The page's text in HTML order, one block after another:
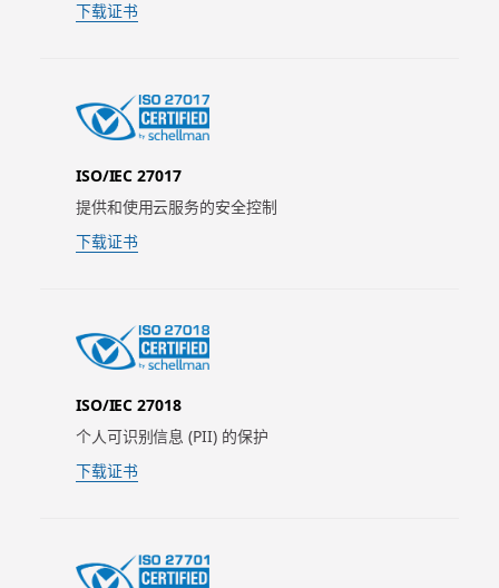
下载证书
ISO/IEC 27017
提供和使用云服务的安全控制
下载证书
ISO/IEC 27018
个人可识别信息 (PII) 的保护
下载证书